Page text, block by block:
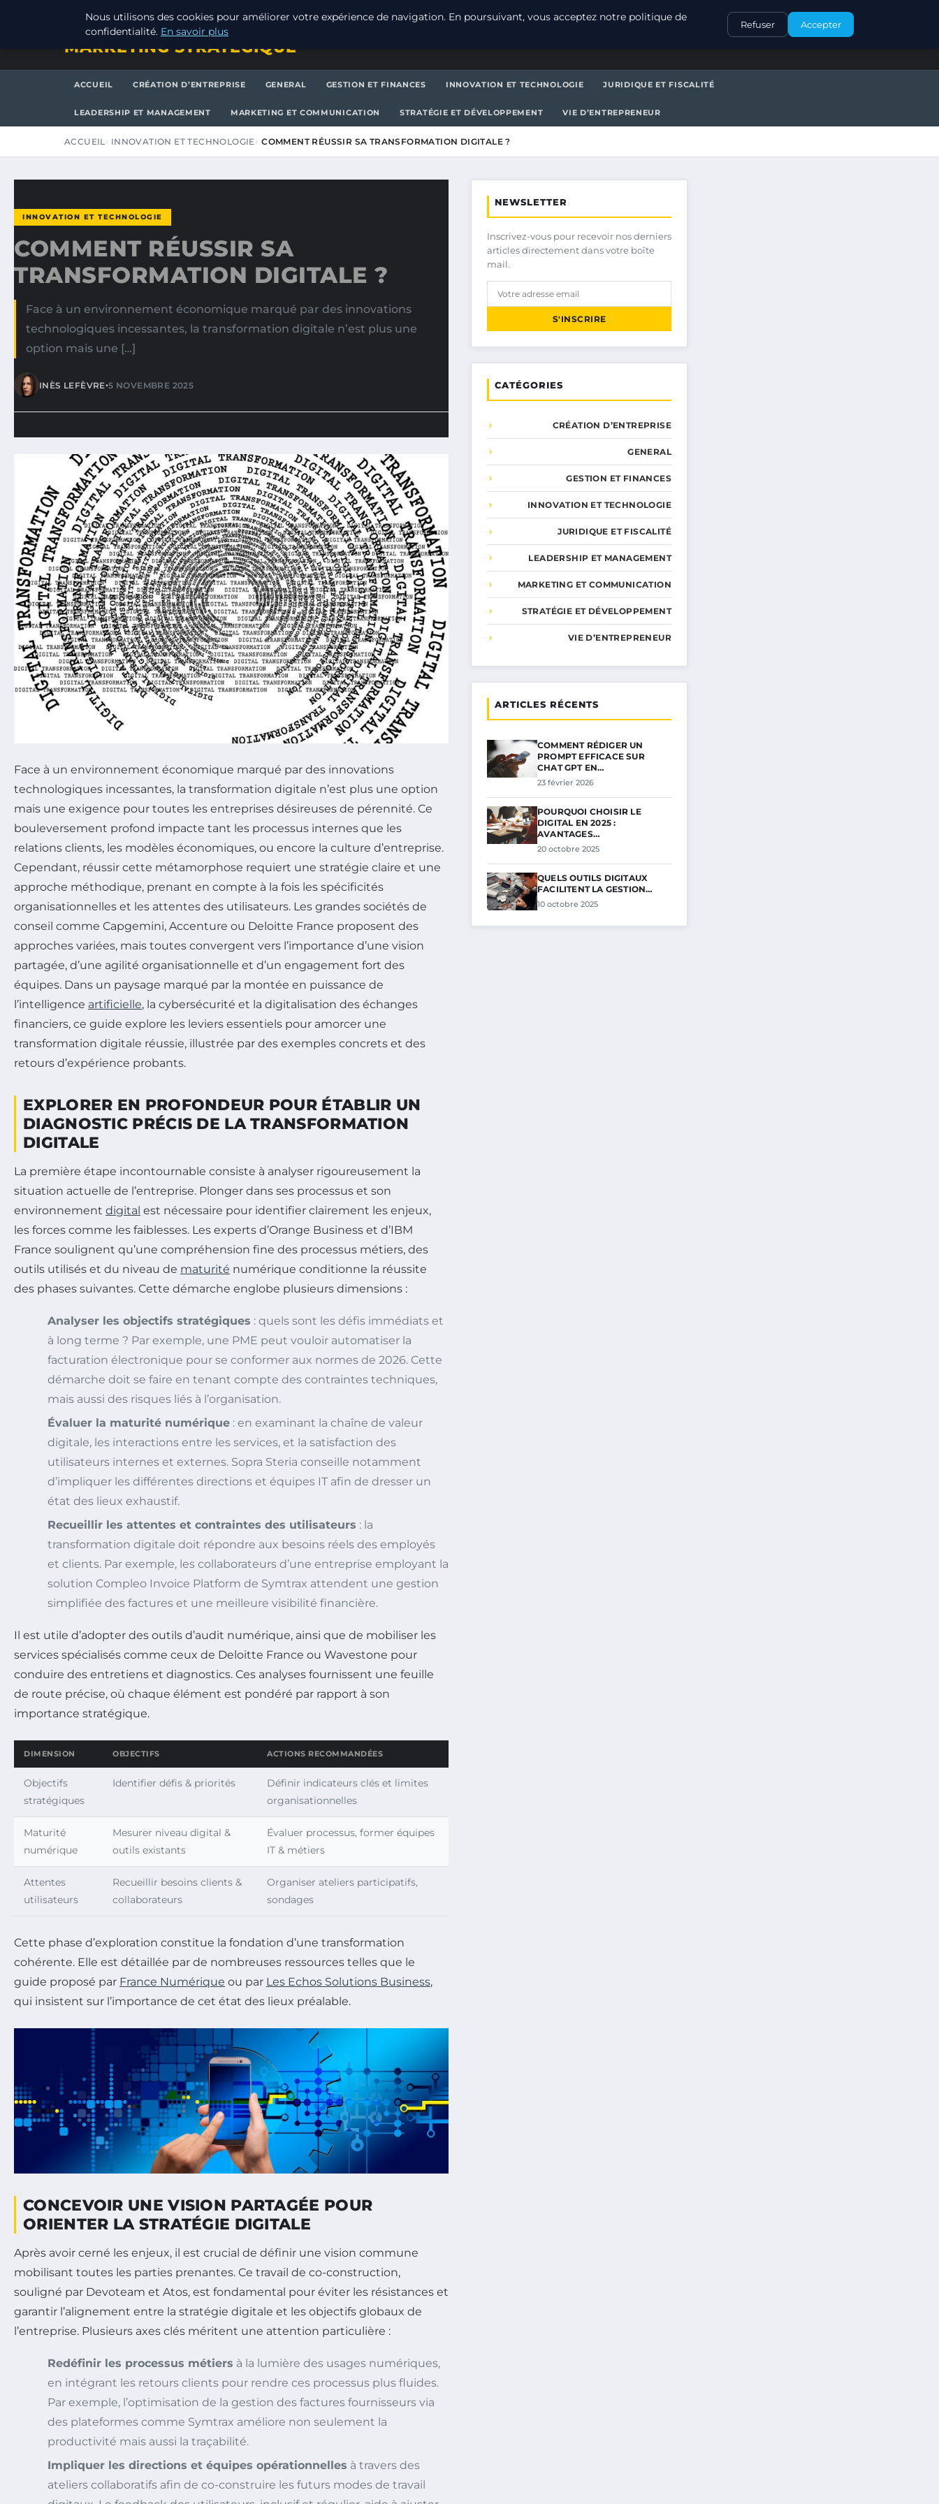
SAMEDI 8 AOÛT 2026 CONTACT
MARKETING STRATEGIQUE
ACCUEIL CRÉATION D’ENTREPRISE GENERAL GESTION ET FINANCES INNOVATION ET TECHNOLOGIE JURIDIQUE ET FISCALITÉ
LEADERSHIP ET MANAGEMENT MARKETING ET COMMUNICATION STRATÉGIE ET DÉVELOPPEMENT VIE D’ENTREPRENEUR
ACCUEIL INNOVATION ET TECHNOLOGIE COMMENT RÉUSSIR SA TRANSFORMATION DIGITALE ?
INNOVATION ET TECHNOLOGIE
COMMENT RÉUSSIR SA
TRANSFORMATION DIGITALE ?
Face à un environnement économique marqué par des innovations
technologiques incessantes, la transformation digitale n’est plus une
option mais une […]
INÈS LEFÈVRE•5 NOVEMBRE 2025
Face à un environnement économique marqué par des innovations
technologiques incessantes, la transformation digitale n’est plus une option
mais une exigence pour toutes les entreprises désireuses de pérennité. Ce
bouleversement profond impacte tant les processus internes que les
relations clients, les modèles économiques, ou encore la culture d’entreprise.
Cependant, réussir cette métamorphose requiert une stratégie claire et une
approche méthodique, prenant en compte à la fois les spécificités
organisationnelles et les attentes des utilisateurs. Les grandes sociétés de
conseil comme Capgemini, Accenture ou Deloitte France proposent des
approches variées, mais toutes convergent vers l’importance d’une vision
partagée, d’une agilité organisationnelle et d’un engagement fort des
équipes. Dans un paysage marqué par la montée en puissance de
l’intelligence artificielle, la cybersécurité et la digitalisation des échanges
financiers, ce guide explore les leviers essentiels pour amorcer une
transformation digitale réussie, illustrée par des exemples concrets et des
retours d’expérience probants.
EXPLORER EN PROFONDEUR POUR ÉTABLIR UN
DIAGNOSTIC PRÉCIS DE LA TRANSFORMATION
DIGITALE
La première étape incontournable consiste à analyser rigoureusement la
situation actuelle de l’entreprise. Plonger dans ses processus et son
environnement digital est nécessaire pour identifier clairement les enjeux,
les forces comme les faiblesses. Les experts d’Orange Business et d’IBM
France soulignent qu’une compréhension fine des processus métiers, des
outils utilisés et du niveau de maturité numérique conditionne la réussite
des phases suivantes. Cette démarche englobe plusieurs dimensions :
Analyser les objectifs stratégiques : quels sont les défis immédiats et
à long terme ? Par exemple, une PME peut vouloir automatiser la
facturation électronique pour se conformer aux normes de 2026. Cette
démarche doit se faire en tenant compte des contraintes techniques,
mais aussi des risques liés à l’organisation.
Évaluer la maturité numérique : en examinant la chaîne de valeur
digitale, les interactions entre les services, et la satisfaction des
utilisateurs internes et externes. Sopra Steria conseille notamment
d’impliquer les différentes directions et équipes IT afin de dresser un
état des lieux exhaustif.
Recueillir les attentes et contraintes des utilisateurs : la
transformation digitale doit répondre aux besoins réels des employés
et clients. Par exemple, les collaborateurs d’une entreprise employant la
solution Compleo Invoice Platform de Symtrax attendent une gestion
simplifiée des factures et une meilleure visibilité financière.
Il est utile d’adopter des outils d’audit numérique, ainsi que de mobiliser les
services spécialisés comme ceux de Deloitte France ou Wavestone pour
conduire des entretiens et diagnostics. Ces analyses fournissent une feuille
de route précise, où chaque élément est pondéré par rapport à son
importance stratégique.
DIMENSION OBJECTIFS ACTIONS RECOMMANDÉES
Objectifs
stratégiques
Identifier défis & priorités
Définir indicateurs clés et limites
organisationnelles
Maturité
numérique
Mesurer niveau digital &
outils existants
Évaluer processus, former équipes
IT & métiers
Attentes
utilisateurs
Recueillir besoins clients &
collaborateurs
Organiser ateliers participatifs,
sondages
Cette phase d’exploration constitue la fondation d’une transformation
cohérente. Elle est détaillée par de nombreuses ressources telles que le
guide proposé par France Numérique ou par Les Echos Solutions Business,
qui insistent sur l’importance de cet état des lieux préalable.
CONCEVOIR UNE VISION PARTAGÉE POUR
ORIENTER LA STRATÉGIE DIGITALE
Après avoir cerné les enjeux, il est crucial de définir une vision commune
mobilisant toutes les parties prenantes. Ce travail de co-construction,
souligné par Devoteam et Atos, est fondamental pour éviter les résistances et
garantir l’alignement entre la stratégie digitale et les objectifs globaux de
l’entreprise. Plusieurs axes clés méritent une attention particulière :
Redéfinir les processus métiers à la lumière des usages numériques,
en intégrant les retours clients pour rendre ces processus plus fluides.
Par exemple, l’optimisation de la gestion des factures fournisseurs via
des plateformes comme Symtrax améliore non seulement la
productivité mais aussi la traçabilité.
Impliquer les directions et équipes opérationnelles à travers des
ateliers collaboratifs afin de co-construire les futurs modes de travail
NEWSLETTER
Inscrivez-vous pour recevoir nos derniers
articles directement dans votre boîte
mail.
S'INSCRIRE
CATÉGORIES
CRÉATION D’ENTREPRISE
GENERAL
GESTION ET FINANCES
INNOVATION ET TECHNOLOGIE
JURIDIQUE ET FISCALITÉ
LEADERSHIP ET MANAGEMENT
MARKETING ET COMMUNICATION
STRATÉGIE ET DÉVELOPPEMENT
VIE D’ENTREPRENEUR
ARTICLES RÉCENTS
COMMENT RÉDIGER UN
PROMPT EFFICACE SUR
CHAT GPT EN…
23 février 2026
POURQUOI CHOISIR LE
DIGITAL EN 2025 :
AVANTAGES…
20 octobre 2025
QUELS OUTILS DIGITAUX
FACILITENT LA GESTION…
10 octobre 2025
Nous utilisons des cookies pour améliorer votre expérience de navigation. En poursuivant, vous acceptez notre politique de
confidentialité. En savoir plus
Refuser Accepter